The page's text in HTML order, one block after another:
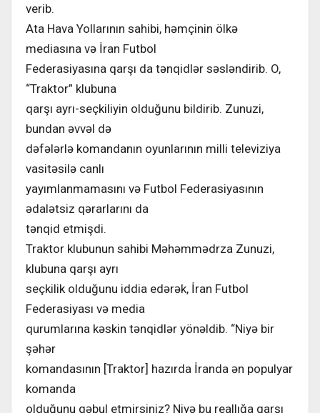
verib.
Ata Hava Yollarının sahibi, həmçinin ölkə
mediasına və İran Futbol
Federasiyasına qarşı da tənqidlər səsləndirib. O,
“Traktor” klubuna
qarşı ayrı-seçkiliyin olduğunu bildirib. Zunuzi,
bundan əvvəl də
dəfələrlə komandanın oyunlarının milli televiziya
vasitəsilə canlı
yayımlanmamasını və Futbol Federasiyasının
ədalətsiz qərarlarını da
tənqid etmişdi.
Traktor klubunun sahibi Məhəmmədrza Zunuzi,
klubuna qarşı ayrı
seçkilik olduğunu iddia edərək, İran Futbol
Federasiyası və media
qurumlarına kəskin tənqidlər yönəldib. “Niyə bir
şəhər
komandasının [Traktor] hazırda İranda ən populyar
komanda
olduğunu qəbul etmirsiniz? Niyə bu reallığa qarşı